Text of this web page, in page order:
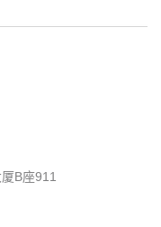
B座911